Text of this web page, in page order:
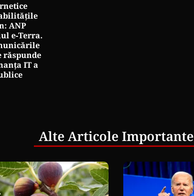
ANP
e‑Terra.
răspunde
IT a
Alte Articole Importante